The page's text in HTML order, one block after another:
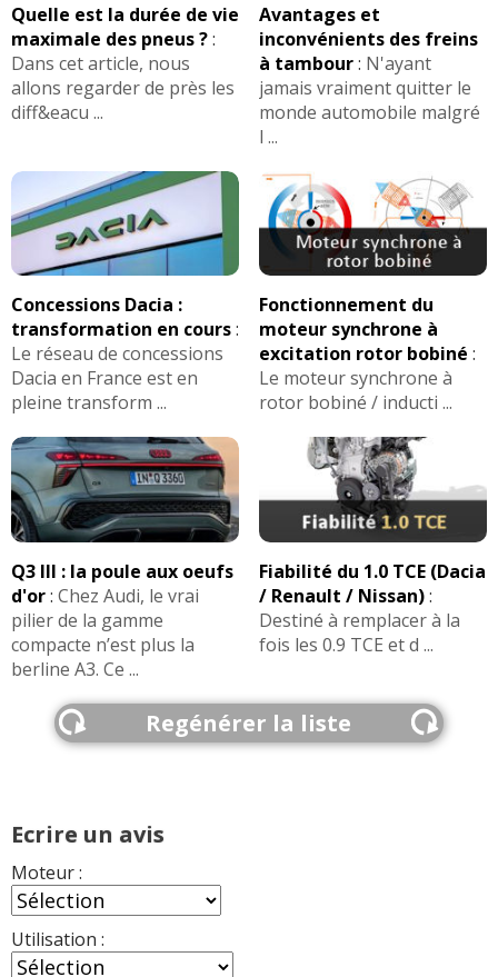
Quelle est la durée de vie
maximale des pneus ?:
Dans cet article, nous
allons regarder de près les
diff&eacu ...
Avantages et
inconvénients des freins
à tambour: N'ayant
jamais vraiment quitter le
monde automobile malgré
l ...
Concessions Dacia :
transformation en cours:
Le réseau de concessions
Dacia en France est en
pleine transform ...
Fonctionnement du
moteur synchrone à
excitation rotor bobiné :
Le moteur synchrone à
rotor bobiné / inducti ...
Q3 III : la poule aux oeufs
d'or: Chez Audi, le vrai
pilier de la gamme
compacte n’est plus la
berline A3. Ce ...
Fiabilité du 1.0 TCE (Dacia
/ Renault / Nissan):
Destiné à remplacer à la
fois les 0.9 TCE et d ...
Regénérer la liste
Ecrire un avis
Moteur :
Utilisation :